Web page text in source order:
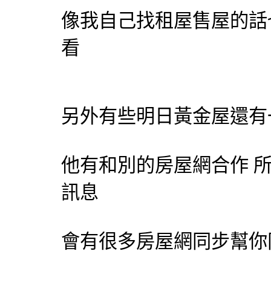
像我自己找租屋售屋的
看
另外有些明日黃金屋還
他有和別的房屋網合作
訊息
會有很多房屋網同步幫